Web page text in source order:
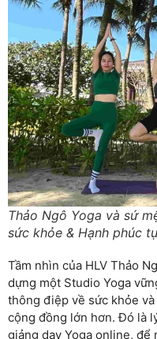
Thảo Ngô Yoga và sứ
sức khỏe & Hạnh phúc
Tầm nhìn của HLV Thảo
dựng một Studio Yoga
thông điệp về sức khỏe
cộng đồng lớn hơn. Đó là
giảng dạy Yoga online,